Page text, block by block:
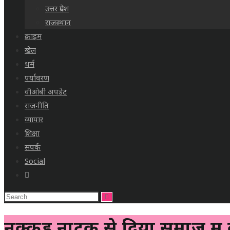
उत्तर प्रदेश
राजस्थान
क्राइम
खेल
धर्म
पर्यावरण
वीओबी अपडेट
राजनीति
व्यापार
शिक्षा
संपर्क
Social